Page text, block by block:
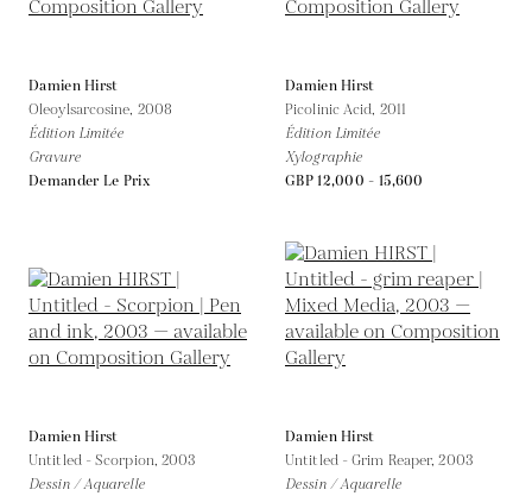
Damien Hirst
Oleoylsarcosine, 2008
Édition Limitée
Gravure
Demander Le Prix
Damien Hirst
Picolinic Acid, 2011
Édition Limitée
Xylographie
GBP 12,000 - 15,600
Damien Hirst
Untitled - Scorpion,2003
Dessin / Aquarelle
Damien Hirst
Untitled - Grim Reaper,2003
Dessin / Aquarelle